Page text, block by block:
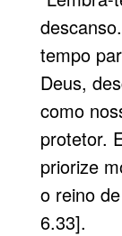
tempo
Deus,
como
protetor.
priorize
o reino
6.33].